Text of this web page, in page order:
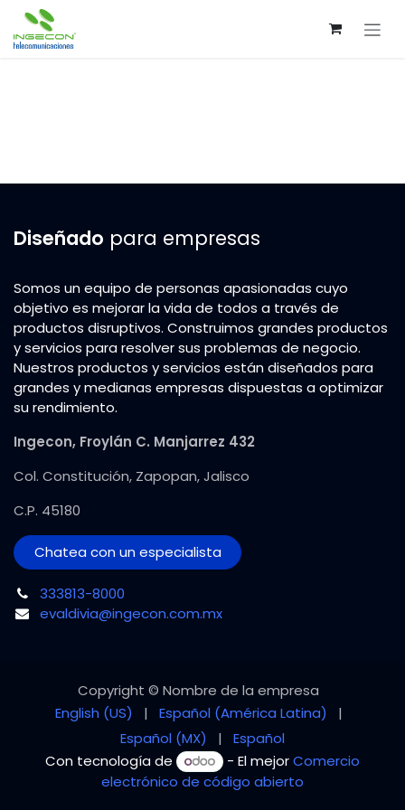
Ir al contenido
Diseñado para empresas
Somos un equipo de personas apasionadas cuyo
objetivo es mejorar la vida de todos a través de
productos disruptivos. Construimos grandes productos
y servicios para resolver sus problemas de negocio.
Nuestros productos y servicios están diseñados para
grandes y medianas empresas dispuestas a optimizar
su rendimiento.
Ingecon, Froylán C. Manjarrez 432
Col. Constitución, Zapopan, Jalisco
C.P. 45180
Chatea con un especialista
333813-8000
evaldivia@ingecon.com.mx
Copyright © Nombre de la empresa
English (US)
| Español (América Latina)
|
Español (MX)
|
Español
Con tecnología de
- El mejorComercio
electrónico de código abierto